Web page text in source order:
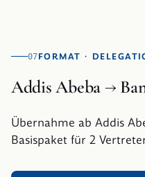
07FORMAT ·
Addis Abeba→
Übernahme ab Addis
Basispaket für 2